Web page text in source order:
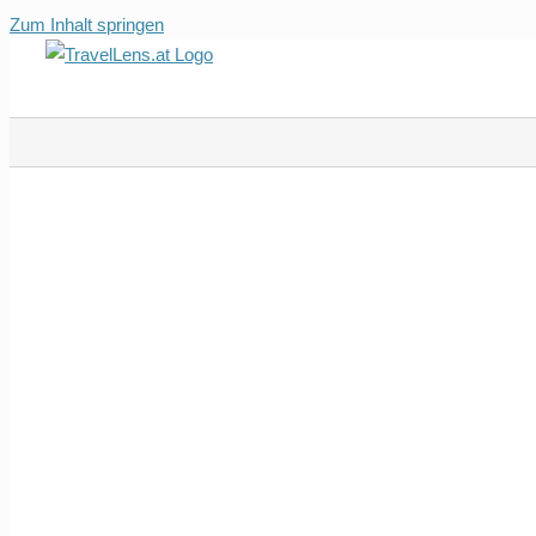
Zum Inhalt springen